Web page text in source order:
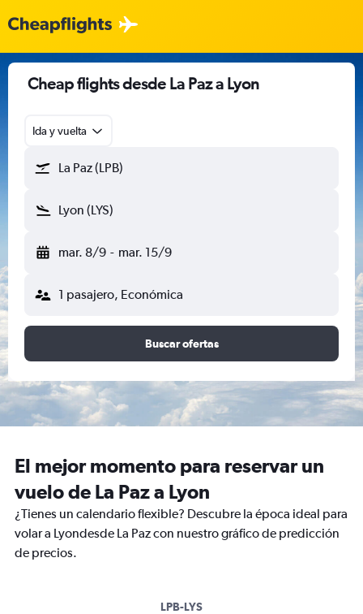
Cheap flights desde La Paz a Lyon
Ida y vuelta
La Paz (LPB)
Lyon (LYS)
mar. 8/9 - mar. 15/9
1 pasajero, Económica
Buscar ofertas
El mejor momento para reservar un
vuelo de La Paz a Lyon
¿Tienes un calendario flexible? Descubre la época ideal para
volar a Lyondesde La Paz con nuestro gráfico de predicción
de precios.
LPB-LYS